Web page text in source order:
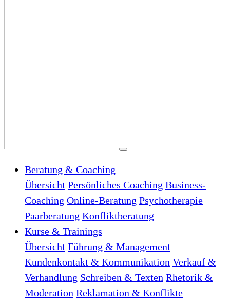
Beratung & Coaching
Übersicht Persönliches Coaching Business-
Coaching Online-Beratung Psychotherapie
Paarberatung Konfliktberatung
Kurse & Trainings
Übersicht Führung & Management
Kundenkontakt & Kommunikation Verkauf &
Verhandlung Schreiben & Texten Rhetorik &
Moderation Reklamation & Konflikte